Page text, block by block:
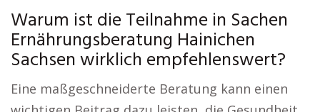
Warum ist die Teilnahme in Sachen
Ernährungsberatung Hainichen
Sachsen wirklich empfehlenswert?
Eine maßgeschneiderte Beratung kann einen